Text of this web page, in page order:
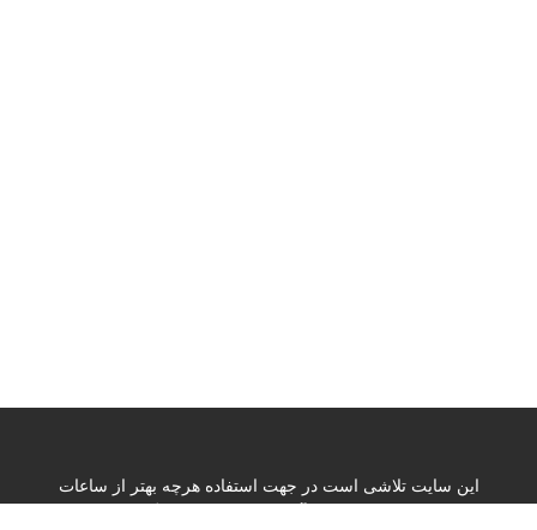
این سایت تلاشی است در جهت استفاده هرچه بهتر از ساعات